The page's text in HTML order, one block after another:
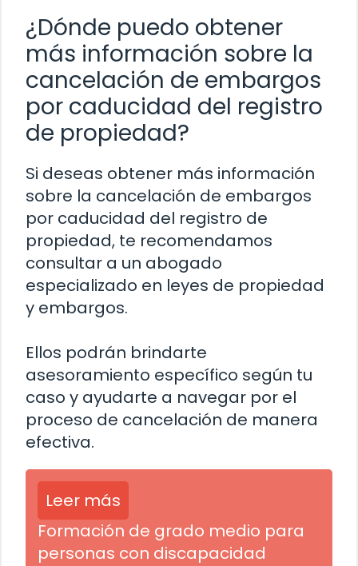
¿Dónde puedo obtener
más información sobre la
cancelación de embargos
por caducidad del registro
de propiedad?
Si deseas obtener más información
sobre la cancelación de embargos
por caducidad del registro de
propiedad, te recomendamos
consultar a un abogado
especializado en leyes de propiedad
y embargos.
Ellos podrán brindarte
asesoramiento específico según tu
caso y ayudarte a navegar por el
proceso de cancelación de manera
efectiva.
Leer más
Formación de grado medio para
personas con discapacidad